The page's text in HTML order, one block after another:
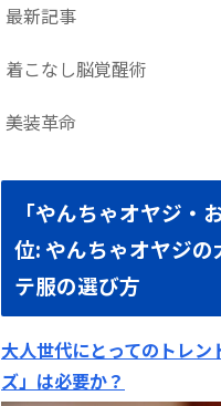
最新記事
着こなし脳覚醒術
美装革命
「やんちゃオヤジ・
位: やんちゃオヤジの
テ服の選び方
大人世代にとってのトレン
ズ」は必要か？